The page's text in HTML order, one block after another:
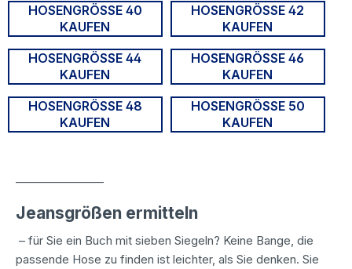
HOSENGRÖSSE 40 K
AUFEN
HOSENGRÖSSE 42 K
AUFEN
HOSENGRÖSSE 44 K
AUFEN
HOSENGRÖSSE 46 K
AUFEN
HOSENGRÖSSE 48 K
AUFEN
HOSENGRÖSSE 50 K
AUFEN
Jeansgrößen ermitteln
– für Sie ein Buch mit sieben Siegeln? Keine Bange, die
passende Hose zu finden ist leichter, als Sie denken. Sie